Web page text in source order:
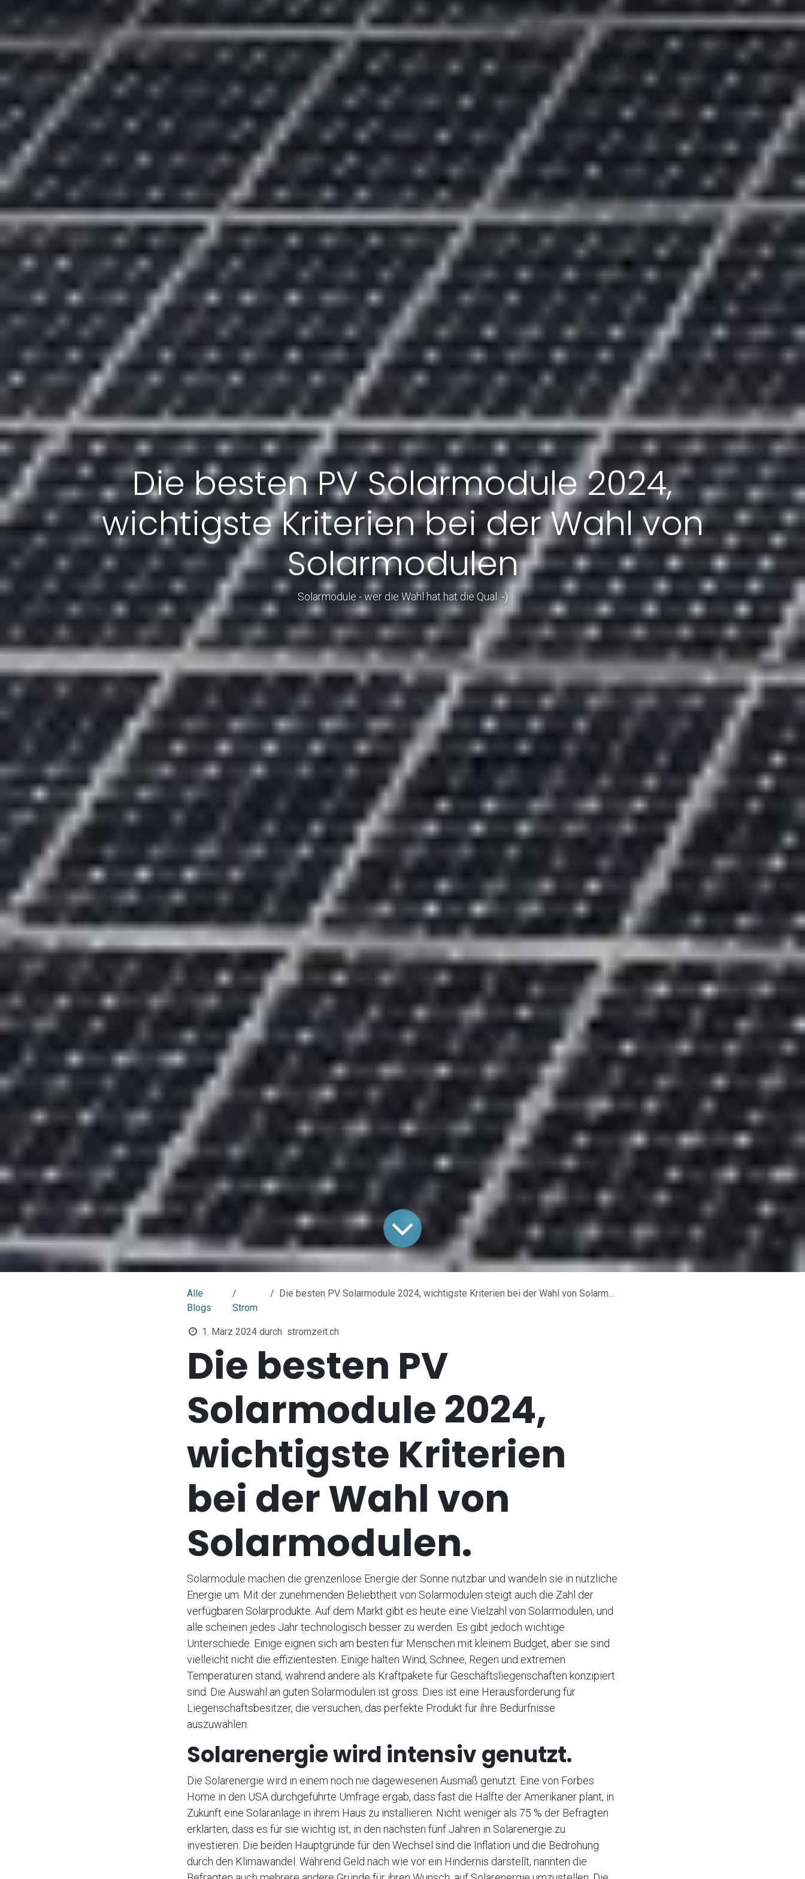
Die besten PV Solarmodule 2024,
wichtigste Kriterien bei der Wahl von
Solarmodulen
Solarmodule - wer die Wahl hat hat die Qual :-)
Alle
Blogs
Strom
Die besten PV Solarmodule 2024, wichtigste Kriterien bei der Wahl von Solarmodulen
1. März 2024 durch stromzeit.ch
Die besten PV
Solarmodule 2024,
wichtigste Kriterien
bei der Wahl von
Solarmodulen.
Solarmodule machen die grenzenlose Energie der Sonne nutzbar und wandeln sie in nützliche
Energie um. Mit der zunehmenden Beliebtheit von Solarmodulen steigt auch die Zahl der
verfügbaren Solarprodukte. Auf dem Markt gibt es heute eine Vielzahl von Solarmodulen, und
alle scheinen jedes Jahr technologisch besser zu werden. Es gibt jedoch wichtige
Unterschiede. Einige eignen sich am besten für Menschen mit kleinem Budget, aber sie sind
vielleicht nicht die effizientesten. Einige halten Wind, Schnee, Regen und extremen
Temperaturen stand, während andere als Kraftpakete für Geschäftsliegenschaften konzipiert
sind. Die Auswahl an guten Solarmodulen ist gross. Dies ist eine Herausforderung für
Liegenschaftsbesitzer, die versuchen, das perfekte Produkt für ihre Bedürfnisse
auszuwählen.
Solarenergie wird intensiv genutzt.
Die Solarenergie wird in einem noch nie dagewesenen Ausmaß genutzt. Eine von Forbes
Home in den USA durchgeführte Umfrage ergab, dass fast die Hälfte der Amerikaner plant, in
Zukunft eine Solaranlage in ihrem Haus zu installieren. Nicht weniger als 75 % der Befragten
erklärten, dass es für sie wichtig ist, in den nächsten fünf Jahren in Solarenergie zu
investieren. Die beiden Hauptgründe für den Wechsel sind die Inflation und die Bedrohung
durch den Klimawandel. Während Geld nach wie vor ein Hindernis darstellt, nannten die